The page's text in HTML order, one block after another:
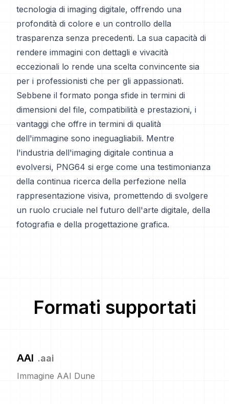
tecnologia di imaging digitale, offrendo una
profondità di colore e un controllo della
trasparenza senza precedenti. La sua capacità di
rendere immagini con dettagli e vivacità
eccezionali lo rende una scelta convincente sia
per i professionisti che per gli appassionati.
Sebbene il formato ponga sfide in termini di
dimensioni del file, compatibilità e prestazioni, i
vantaggi che offre in termini di qualità
dell'immagine sono ineguagliabili. Mentre
l'industria dell'imaging digitale continua a
evolversi, PNG64 si erge come una testimonianza
della continua ricerca della perfezione nella
rappresentazione visiva, promettendo di svolgere
un ruolo cruciale nel futuro dell'arte digitale, della
fotografia e della progettazione grafica.
Formati supportati
AAI .aai
Immagine AAI Dune